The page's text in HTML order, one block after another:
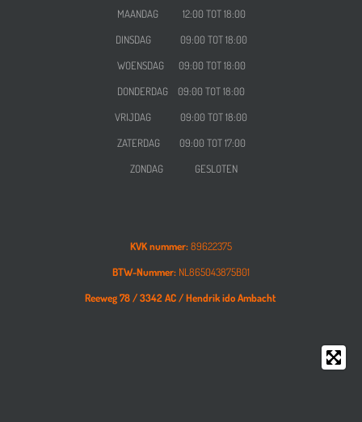
MAANDAG 12:00 TOT 18:00
DINSDAG 09:00 TOT 18:00
WOENSDAG 09:00 TOT 18:00
DONDERDAG 09:00 TOT 18:00
VRIJDAG
09:00 TOT 18:00
ZATERDAG 09:00 TOT 17:00
ZONDAG GESLOTEN
KVK nummer:89622375
BTW-Nummer: NL865043875B01
Reeweg 78 /3342 AC /Hendrik ido Ambacht